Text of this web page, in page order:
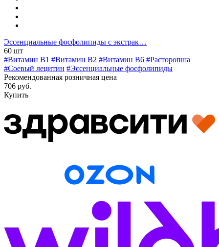
Эссенциальные фосфолипиды с экстрак…
60 шт
#Витамин B1 #Витамин B2 #Витамин B6 #Расторопша
#Соевый лецитин #Эссенциальные фосфолипиды
Рекомендованная розничная цена
706 руб.
Купить